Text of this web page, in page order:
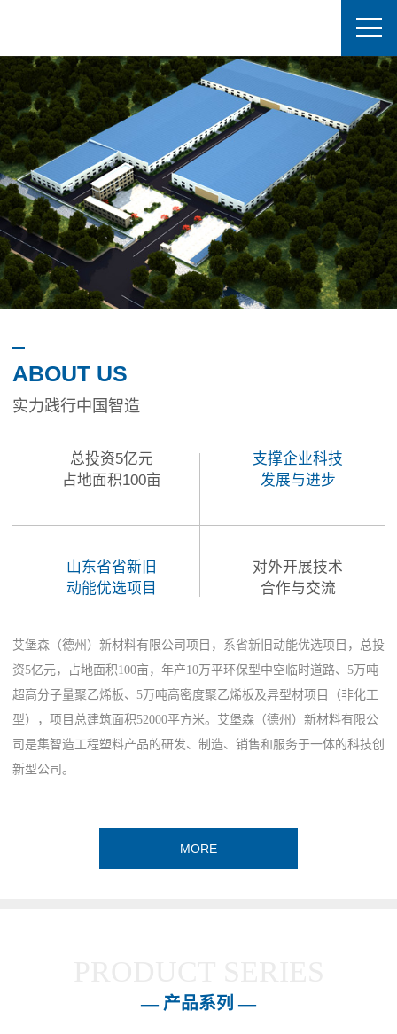
ABOUT US
实力践行中国智造
总投资5亿元
占地面积100亩
支撑企业科技
发展与进步
山东省省新旧
动能优选项目
对外开展技术
合作与交流
艾堡森（德州）新材料有限公司项目，系省新旧动能优选项目，总投
资5亿元，占地面积100亩，年产10万平环保型中空临时道路、5万吨
超高分子量聚乙烯板、5万吨高密度聚乙烯板及异型材项目（非化工
型），项目总建筑面积52000平方米。艾堡森（德州）新材料有限公
司是集智造工程塑料产品的研发、制造、销售和服务于一体的科技创
新型公司。
MORE
— 产品系列 —